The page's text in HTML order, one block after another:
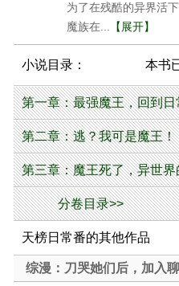
为了在残酷的异界活下去
魔族在...
【展开】
小说目录： 本书
第一章：最强魔王，回到日
第二章：逃？我可是魔王！
第三章：魔王死了，异世界
分卷目录>>
天榜日常番的其他作品
综漫：刀哭她们后，加入聊